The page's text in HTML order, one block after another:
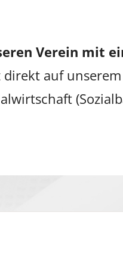
Verein mit
direkt auf